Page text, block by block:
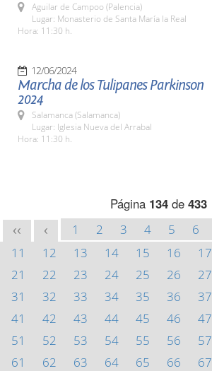
Aguilar de Campoo (Palencia)
Lugar: Monasterio de Santa María la Real
Hora: 11:30 h.
12/06/2024
Marcha de los Tulipanes Parkinson
2024
Salamanca (Salamanca)
Lugar: Iglesia Nueva del Arrabal
Hora: 11:30 h.
Página 134de 433
<< < 1 2 3 4 5 6
11
12 13 14 15 16 17
21
22 23 24 25 26 27
31
32 33 34 35 36 37
41
42 43 44 45 46 47
51
52 53 54 55 56 57
61
62 63 64 65 66 67